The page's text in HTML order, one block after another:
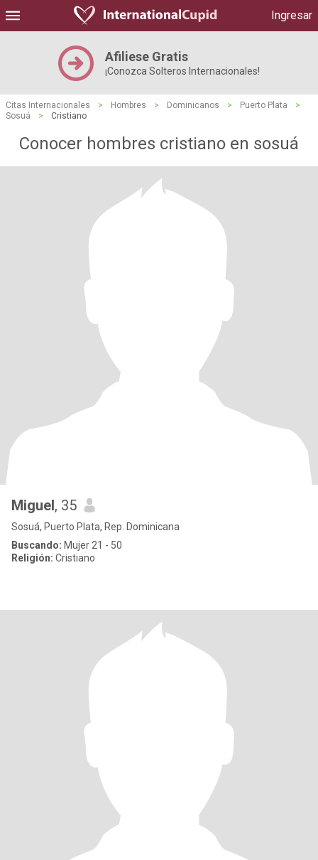
Ingresar
Afiliese Gratis
¡Conozca Solteros Internacionales!
Citas Internacionales > Hombres > Dominicanos > Puerto Plata
>
Sosuá
> Cristiano
Conocer hombres cristiano en sosuá
Miguel, 35
Sosuá, Puerto Plata, Rep. Dominicana
Buscando: Mujer 21 - 50
Religión: Cristiano